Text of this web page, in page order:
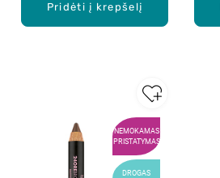
Pridėti į krepšelį
NEMOKAMAS
PRISTATYMAS
DROGAS